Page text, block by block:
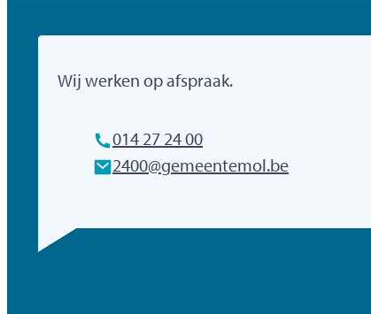
Gemeente Mol
Wij werken op afspraak.
014 27 24 00
E-mailadres
2400@gemeentemol.be